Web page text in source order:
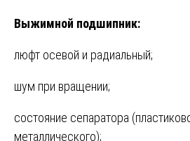
Выжимной подшипник:
люфт осевой и радиальный;
шум при вращении;
состояние сепаратора
металлического);